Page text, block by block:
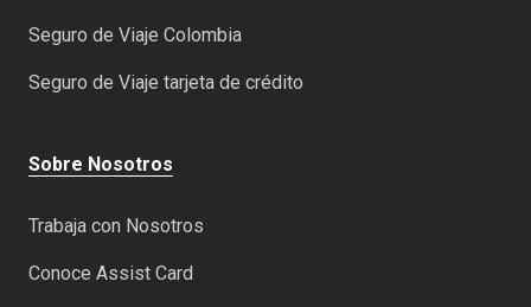
Seguro de Viaje Colombia
Seguro de Viaje tarjeta de crédito
Sobre Nosotros
Trabaja con Nosotros
Conoce Assist Card